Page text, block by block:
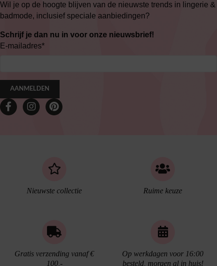
Wil je op de hoogte blijven van de nieuwste trends in lingerie &
badmode, inclusief speciale aanbiedingen?
Schrijf je dan nu in voor onze nieuwsbrief!
E-mailadres*
AANMELDEN
Nieuwste collectie Ruime keuze
Gratis verzending vanaf €
100,-
Op werkdagen voor 16:00
besteld, morgen al in huis!